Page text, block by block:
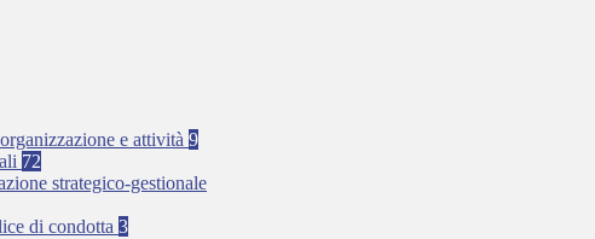
e attività 9
72
strategico-gestionale
di condotta 3